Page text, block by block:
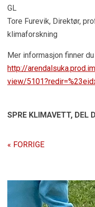
GL
Tore Furevik, Direktør,
klimaforskning
Mer informasjon finner du
http://
view/
SPRE KLIMAVETT, DEL
« FORRIGE